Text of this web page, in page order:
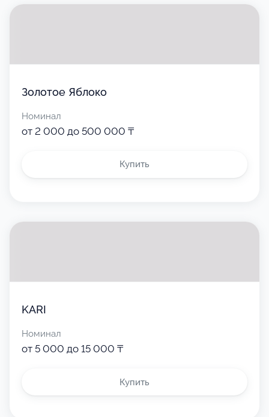
Золотое Яблоко
Номинал
от 2 000 до 500 000 ₸
Купить
KARI
Номинал
от 5 000 до 15 000 ₸
Купить